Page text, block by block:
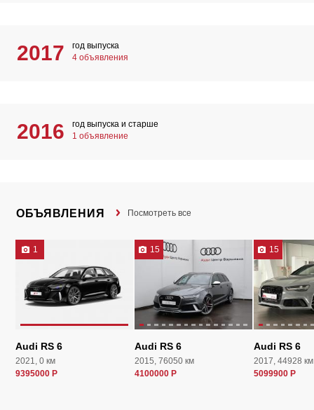
2017
год выпуска
4 объявления
2016
год выпуска и старше
1 объявление
ОБЪЯВЛЕНИЯ Посмотреть все
1
Audi RS 6
2021, 0 км
9395000 Р
15
Audi RS 6
2015, 76050 км
4100000 Р
15
Audi RS 6
2017, 44928 км
5099900 Р